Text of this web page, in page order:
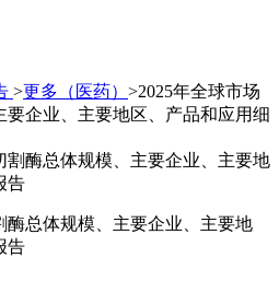
>更多（医药） >2025年全球市场
企业、主要地区、产品和应用细
酶总体规模、主要企业、主要地
告